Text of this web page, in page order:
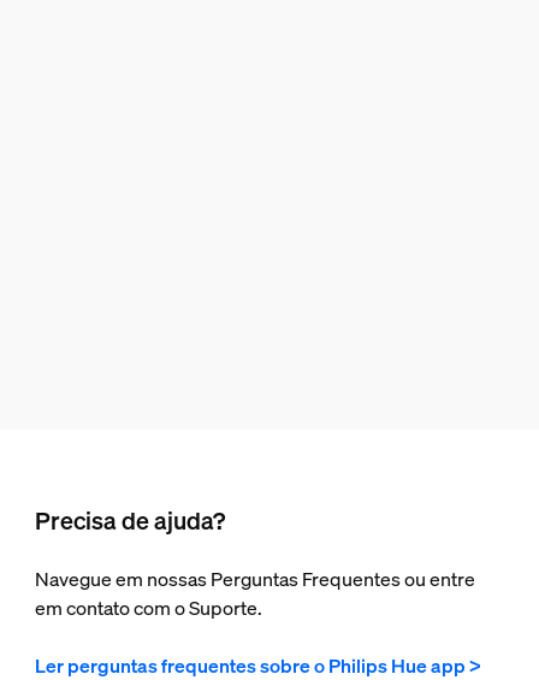
Precisa de ajuda?
Navegue em nossas Perguntas Frequentes ou entre
em contato com o Suporte.
Ler perguntas frequentes sobre o Philips Hue app >